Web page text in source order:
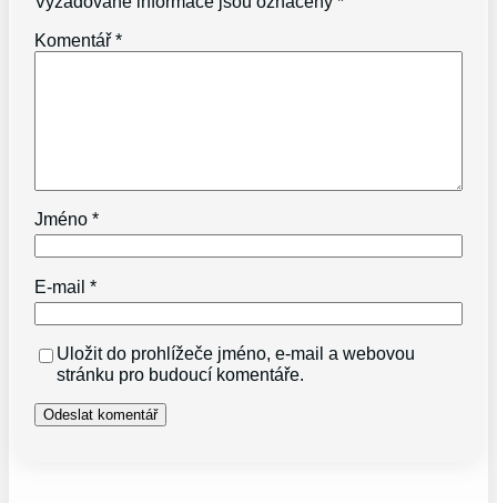
Komentář*
Jméno*
E-mail*
Uložit do prohlížeče jméno, e-mail a webovou
stránku pro budoucí komentáře.